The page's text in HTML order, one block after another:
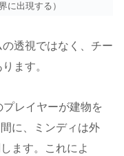
に出現する）
透視ではなく、チー
ます。
レイヤーが建物を
に、ミンディは外
ます。これによ